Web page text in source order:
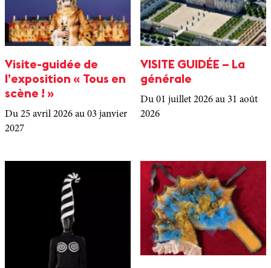
Visite-guidée de
l’exposition « Tous en
scène ! »
Du 25 avril 2026 au 03 janvier
2027
VISITE GUIDÉE – La
générale
Du 01 juillet 2026 au 31 août
2026